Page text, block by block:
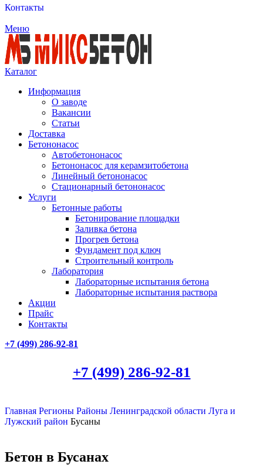
Контакты
Меню
Каталог
Информация
О заводе
Вакансии
Статьи
Доставка
Бетононасос
Автобетононасос
Бетононасос для керамзитобетона
Линейный бетононасос
Стационарный бетононасос
Услуги
Бетонные работы
Бетонирование площадки
Заливка бетона
Прогрев бетона
Фундамент под ключ
Строительный контроль
Лаборатория
Лабораторные испытания бетона
Лабораторные испытания раствора
Акции
Прайс
Контакты
+7 (499) 286-92-81
+7 (499) 286-92-81
Главная Регионы Районы Ленинградской области Луга и
Лужский район Бусаны
Бетон в Бусанах